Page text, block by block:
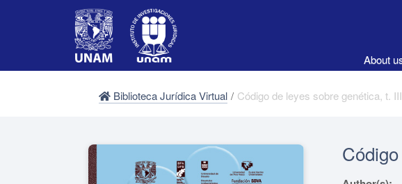
About
Biblioteca Jurídica Virtual / Código de leyes sobre genética, t. III